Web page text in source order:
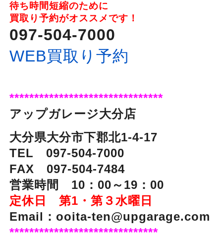
待ち時間短縮のために
買取り予約がオススメです！
097-504-7000
WEB買取り予約
*******************************
アップガレージ大分店
大分県大分市下郡北1-4-17
TEL 097-504-7000
FAX 097-504-7484
営業時間 10：00～19：00
定休日 第1・第３水曜日
Email：ooita-ten@upgarage.com
******************************